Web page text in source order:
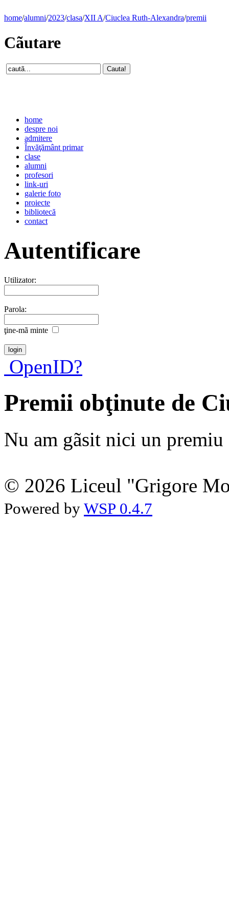
home/alumni/2023/clasa/XII A/Ciuclea Ruth-Alexandra/premii
Cãutare
home
despre noi
admitere
Învăţământ primar
clase
alumni
profesori
link-uri
galerie foto
proiecte
bibliotecă
contact
Autentificare
Utilizator:
Parola:
ţine-mã minte
OpenID?
Premii obţinute de
Nu am gãsit nici un premiu
© 2026 Liceul "Grigore
Powered by WSP 0.4.7